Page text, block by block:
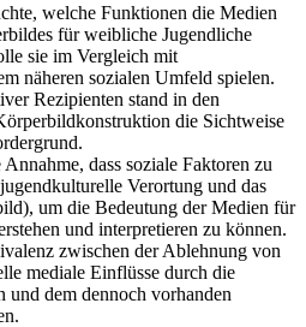
welche Funktionen die Medien
für weibliche Jugendliche
sie im Vergleich mit
näheren sozialen Umfeld spielen.
Rezipienten stand in den
die Sichtweise
dass soziale Faktoren zu
Verortung und das
um die Bedeutung der Medien für
und interpretieren zu können.
zwischen der Ablehnung von
mediale Einflüsse durch die
dem dennoch vorhanden